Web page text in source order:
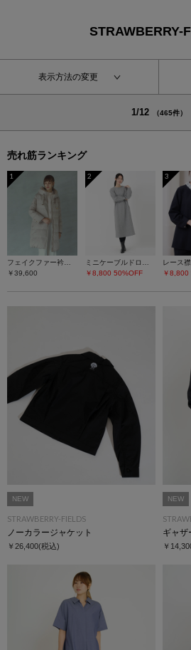
STRAWBERRY-
表示方法の変更
1/12 （465件）
売れ筋ランキング
1
フェイクファー衿ダウンコート
￥39,600
2
ミニケーブルドロストワンピース
￥8,800 50%OFF
3
￥8,800
NEW
STRAWBERRY-FIELDS
ノーカラージャケット
￥26,400(税込)
NEW
ギャザ
￥